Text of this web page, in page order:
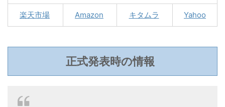
楽天市場 Amazon キタムラ Yahoo
正式発表時の情報